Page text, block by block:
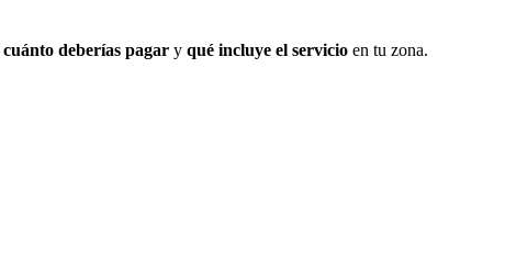
cuánto deberías pagar y qué incluye el servicio en tu zona.